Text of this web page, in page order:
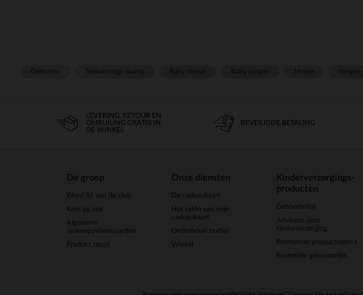
LEVERING, RETOUR EN
OMRUILING GRATIS IN
DE WINKEL
BEVEILIGDE BETALING
De groep
Word lid van de club
Kom bij ons
Algemene
verkoopsvoorwaarden
Product recall
Onze diensten
De cadeaukaart
Het saldo van mijn
cadeaukaart
Onderhoud textiel
Winkel
Kinderverzorgings-
producten
Geboortelijst
Adviezen voor
kinderverzorging
Prémaman productvideo's
Essentiële geboortelijst